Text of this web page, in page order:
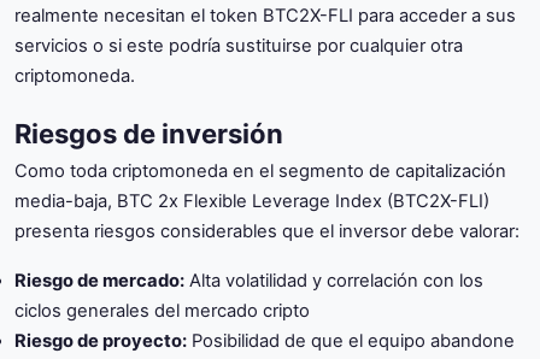
realmente necesitan el token BTC2X-FLI para acceder a sus
servicios o si este podría sustituirse por cualquier otra
criptomoneda.
Riesgos de inversión
Como toda criptomoneda en el segmento de capitalización
media-baja, BTC 2x Flexible Leverage Index (BTC2X-FLI)
presenta riesgos considerables que el inversor debe valorar:
Riesgo de mercado: Alta volatilidad y correlación con los
ciclos generales del mercado cripto
Riesgo de proyecto: Posibilidad de que el equipo abandone